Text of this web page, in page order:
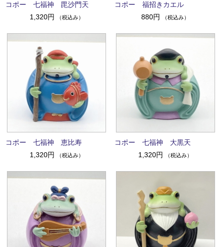
コポー 七福神 毘沙門天
1,320円
（税込み）
コポー 福招きカエル
880円
（税込み）
コポー 七福神 恵比寿
1,320円
（税込み）
コポー 七福神 大黒天
1,320円
（税込み）